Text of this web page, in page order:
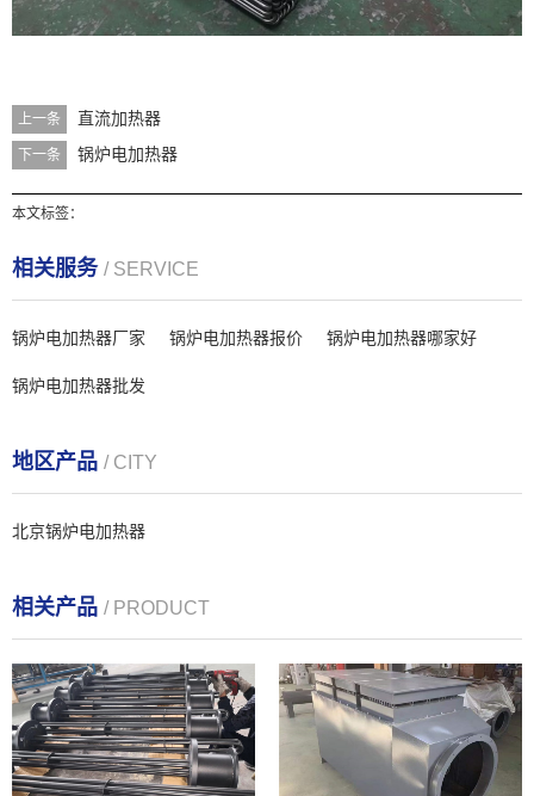
上一条 直流加热器
下一条 锅炉电加热器
本文标签：
相关服务 / SERVICE
锅炉电加热器厂家 锅炉电加热器报价 锅炉电加热器哪家好
锅炉电加热器批发
地区产品 / CITY
北京锅炉电加热器
相关产品 / PRODUCT